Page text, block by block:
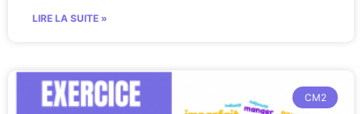
LIRE LA SUITE »
CM2